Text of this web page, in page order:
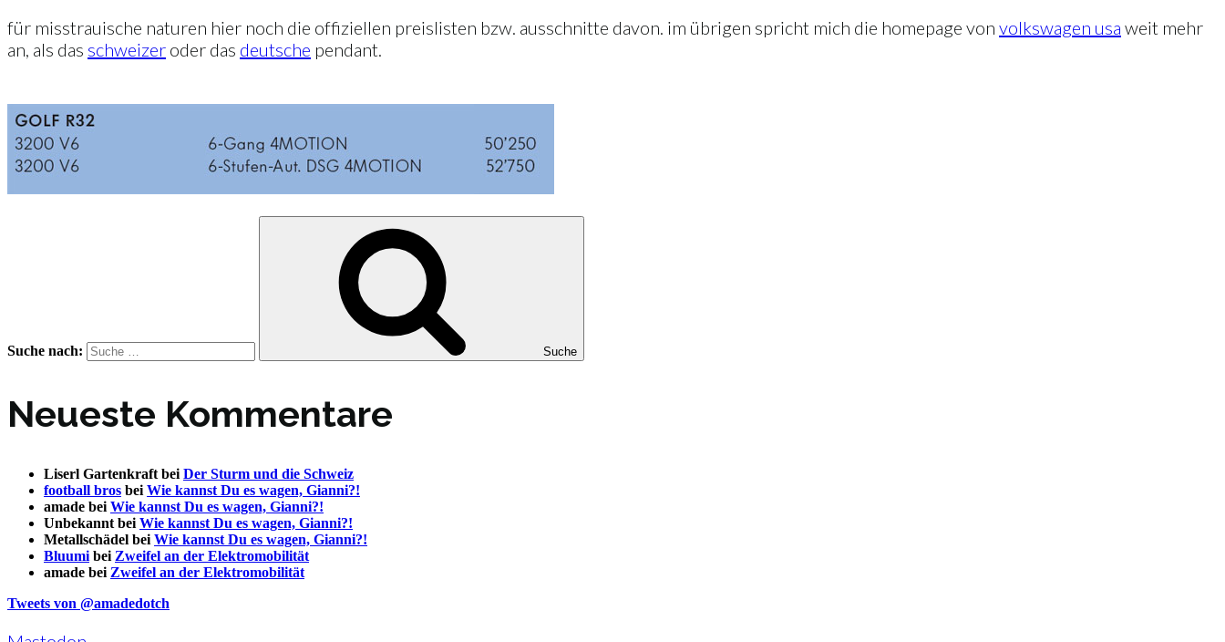
für misstrauische naturen hier noch die offiziellen preislisten bzw. ausschnitte davon. im übrigen spricht mich die homepage von volkswagen usa weit mehr
an, als das schweizer oder das deutsche pendant.
Suche nach: Suche
Neueste Kommentare
Liserl Gartenkraft bei Der Sturm und die Schweiz
football bros bei Wie kannst Du es wagen, Gianni?!
amade bei Wie kannst Du es wagen, Gianni?!
Unbekannt bei Wie kannst Du es wagen, Gianni?!
Metallschädel bei Wie kannst Du es wagen, Gianni?!
Bluumi bei Zweifel an der Elektromobilität
amade bei Zweifel an der Elektromobilität
Tweets von @amadedotch